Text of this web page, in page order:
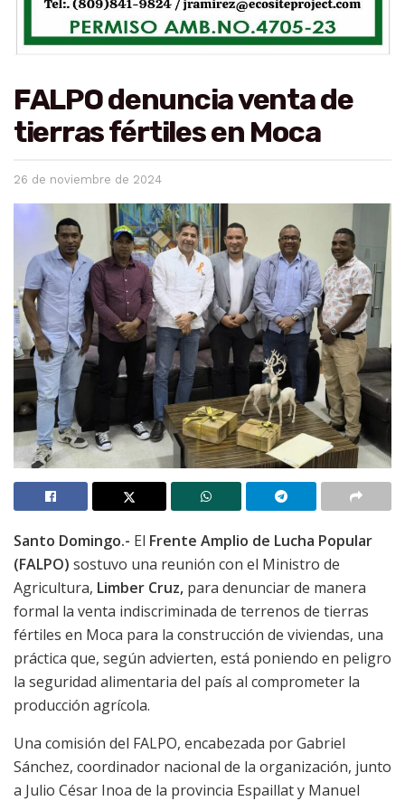
FALPO denuncia venta de
tierras fértiles en Moca
26 de noviembre de 2024
Santo Domingo.- El Frente Amplio de Lucha Popular
(FALPO) sostuvo una reunión con el Ministro de
Agricultura, Limber Cruz, para denunciar de manera
formal la venta indiscriminada de terrenos de tierras
fértiles en Moca para la construcción de viviendas, una
práctica que, según advierten, está poniendo en peligro
la seguridad alimentaria del país al comprometer la
producción agrícola.
Una comisión del FALPO, encabezada por Gabriel
Sánchez, coordinador nacional de la organización, junto
a Julio César Inoa de la provincia Espaillat y Manuel